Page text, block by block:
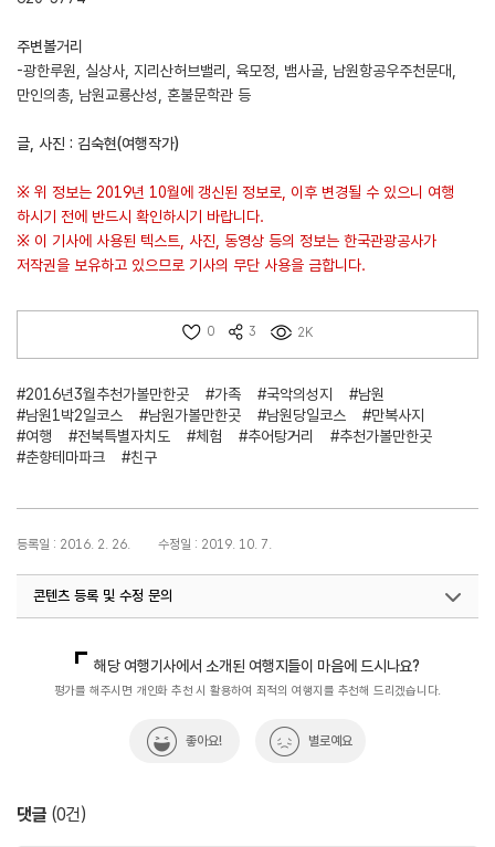
주변볼거리
-광한루원, 실상사, 지리산허브밸리, 육모정, 뱀사골, 남원항공우주천문대,
만인의총, 남원교룡산성, 혼불문학관 등
글, 사진 : 김숙현(여행작가)
※ 위 정보는 2019년 10월에 갱신된 정보로, 이후 변경될 수 있으니 여행
하시기 전에 반드시 확인하시기 바랍니다.
※ 이 기사에 사용된 텍스트, 사진, 동영상 등의 정보는 한국관광공사가
저작권을 보유하고 있으므로 기사의 무단 사용을 금합니다.
0 3 2K
#2016년3월추천가볼만한곳 #가족 #국악의성지
#남원
#남원1박2일코스
#남원가볼만한곳 #남원당일코스
#만복사지
#여행
#전북특별자치도 #체험 #추어탕거리
#추천가볼만한곳
#춘향테마파크
#친구
등록일 : 2016. 2. 26. 수정일 : 2019. 10. 7.
콘텐츠 등록 및 수정 문의
해당 여행기사에서 소개된 여행지들이 마음에 드시나요?
평가를 해주시면 개인화 추천 시 활용하여 최적의 여행지를 추천해 드리겠습니다.
좋아요! 별로예요
댓글 (0건)